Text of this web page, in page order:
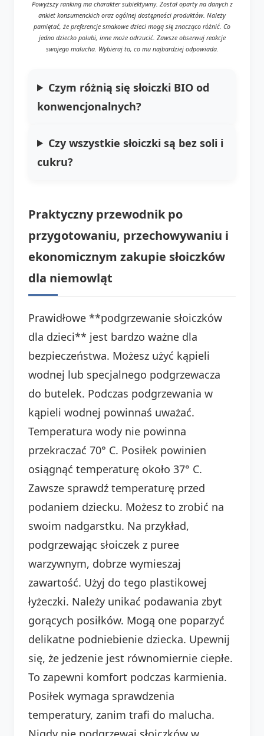
Powyższy ranking ma charakter subiektywny. Został oparty na danych z
ankiet konsumenckich oraz ogólnej dostępności produktów. Należy
pamiętać, że preferencje smakowe dzieci mogą się znacząco różnić. Co
jedno dziecko polubi, inne może odrzucić. Zawsze obserwuj reakcje
swojego malucha. Wybieraj to, co mu najbardziej odpowiada.
Czym różnią się słoiczki BIO od
konwencjonalnych?
Czy wszystkie słoiczki są bez soli i
cukru?
Praktyczny przewodnik po
przygotowaniu, przechowywaniu i
ekonomicznym zakupie słoiczków
dla niemowląt
Prawidłowe **podgrzewanie słoiczków
dla dzieci** jest bardzo ważne dla
bezpieczeństwa. Możesz użyć kąpieli
wodnej lub specjalnego podgrzewacza
do butelek. Podczas podgrzewania w
kąpieli wodnej powinnaś uważać.
Temperatura wody nie powinna
przekraczać 70° C. Posiłek powinien
osiągnąć temperaturę około 37° C.
Zawsze sprawdź temperaturę przed
podaniem dziecku. Możesz to zrobić na
swoim nadgarstku. Na przykład,
podgrzewając słoiczek z puree
warzywnym, dobrze wymieszaj
zawartość. Użyj do tego plastikowej
łyżeczki. Należy unikać podawania zbyt
gorących posiłków. Mogą one poparzyć
delikatne podniebienie dziecka. Upewnij
się, że jedzenie jest równomiernie ciepłe.
To zapewni komfort podczas karmienia.
Posiłek wymaga sprawdzenia
temperatury, zanim trafi do malucha.